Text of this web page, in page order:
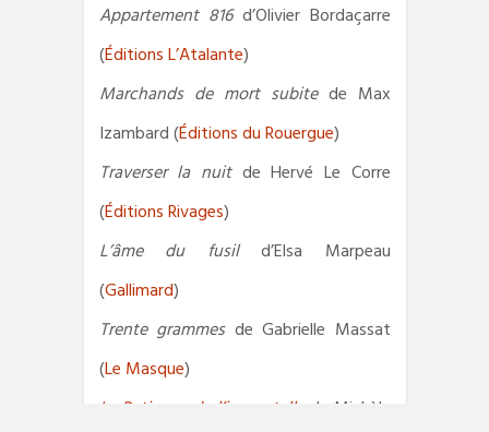
Appartement 816d’Olivier Bordaçarre
(Éditions L’Atalante)
Marchands de mort subitede Max
Izambard (Éditions du Rouergue)
Traverser la nuitde Hervé Le Corre
(Éditions Rivages)
L’âme du fusild’Elsa Marpeau
(Gallimard)
Trente grammesde Gabrielle Massat
(Le Masque)
La Patience de l’immortelle
de Michèle